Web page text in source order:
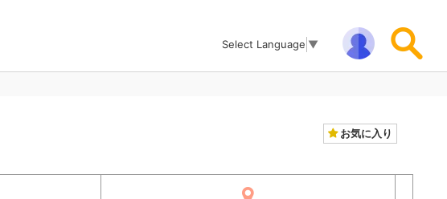
Select Language ▼
お気に入り